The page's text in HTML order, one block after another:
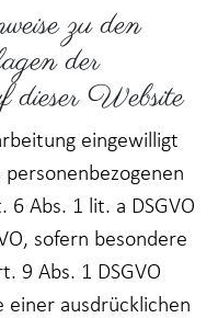
zu den
der
dieser Website
eingewilligt
Abs. 1 lit. a DSGVO
sofern besondere
9 Abs. 1 DSGVO
ausdrücklichen